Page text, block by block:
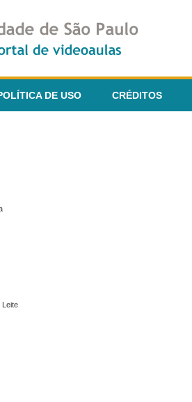
DE USO CRÉDITOS
Leite